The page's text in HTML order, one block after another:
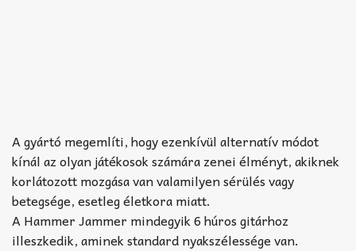
A gyártó megemlíti, hogy ezenkívül alternatív módot
kínál az olyan játékosok számára zenei élményt, akiknek
korlátozott mozgása van valamilyen sérülés vagy
betegsége, esetleg életkora miatt.
A Hammer Jammer mindegyik 6 húros gitárhoz
illeszkedik, aminek standard nyakszélessége van.